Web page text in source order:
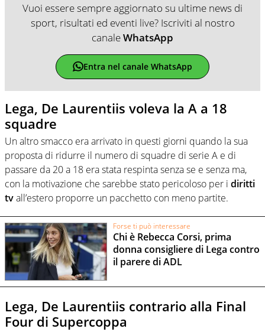
Vuoi essere sempre aggiornato su ultime news di
sport, risultati ed eventi live? Iscriviti al nostro
canaleWhatsApp
Entra nel canale WhatsApp
Lega, De Laurentiis voleva la A a 18
squadre
Un altro smacco era arrivato in questi giorni quando la sua
proposta di ridurre il numero di squadre di serie A e di
passare da 20 a 18 era stata respinta senza se e senza ma,
con la motivazione che sarebbe stato pericoloso per i diritti
tvall’estero proporre un pacchetto con meno partite.
Forse ti può interessare
Chi è Rebecca Corsi, prima
donna consigliere di Lega contro
il parere di ADL
Lega, De Laurentiis contrario alla Final
Four di Supercoppa